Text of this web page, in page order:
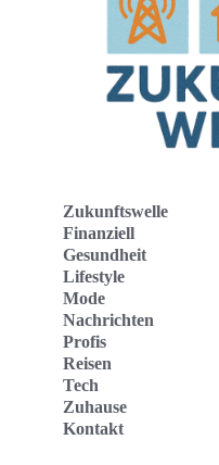
Zukunftswelle
Finanziell
Gesundheit
Lifestyle
Mode
Nachrichten
Profis
Reisen
Tech
Zuhause
Kontakt